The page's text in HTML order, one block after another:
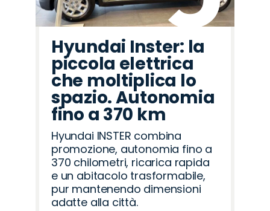
Hyundai Inster: la
piccola elettrica
che moltiplica lo
spazio. Autonomia
fino a 370 km
Hyundai INSTER combina
promozione, autonomia fino a
370 chilometri, ricarica rapida
e un abitacolo trasformabile,
pur mantenendo dimensioni
adatte alla città.